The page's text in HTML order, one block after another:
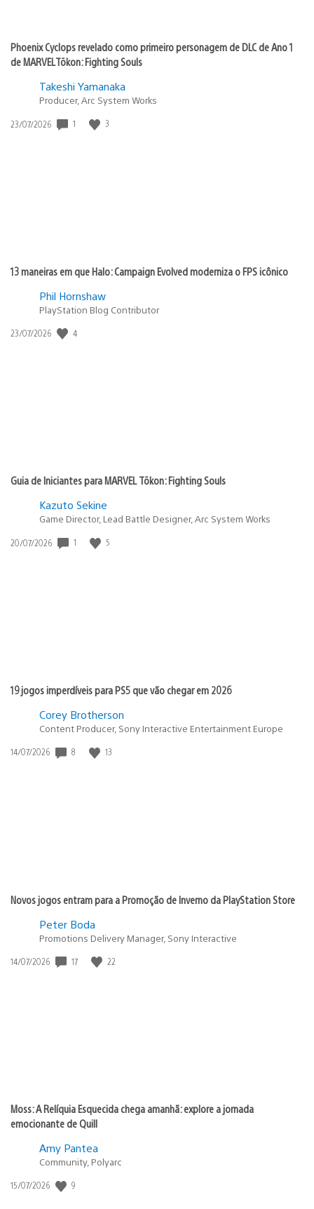
Phoenix Cyclops revelado como primeiro personagem de DLC de Ano 1
de MARVEL Tōkon: Fighting Souls
Takeshi Yamanaka
Producer, Arc System Works
Data
23/07/2026 1 3
13 maneiras em que Halo: Campaign Evolved moderniza o FPS icônico
Phil Hornshaw
PlayStation Blog Contributor
Data
23/07/2026 4
Guia de Iniciantes para MARVEL Tōkon: Fighting Souls
Kazuto Sekine
Game Director, Lead Battle Designer, Arc System Works
Data
20/07/2026 1 5
19 jogos imperdíveis para PS5 que vão chegar em 2026
Corey Brotherson
Content Producer, Sony Interactive Entertainment Europe
Data
14/07/2026 8 13
Novos jogos entram para a Promoção de Inverno da PlayStation Store
Peter Boda
Promotions Delivery Manager, Sony Interactive
Data
14/07/2026 17 22
Moss: A Relíquia Esquecida chega amanhã: explore a jornada
emocionante de Quill
Amy Pantea
Community, Polyarc
Data
15/07/2026 9